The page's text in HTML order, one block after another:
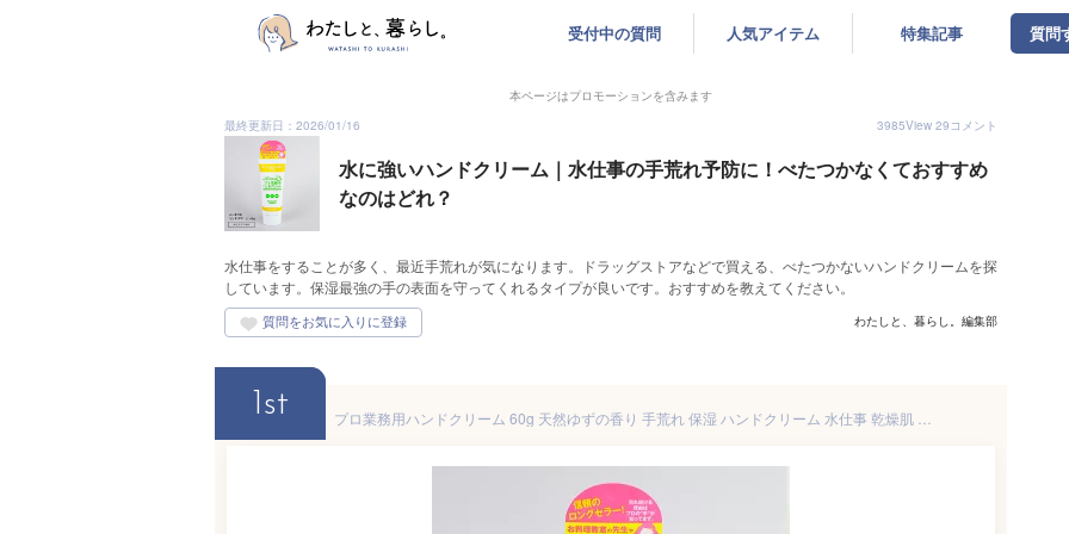
受付中の質問 人気アイテム 特集記事 質問
本ページはプロモーションを含みます
最終更新日：2026/01/16
3985View 29コメント
水に強いハンドクリーム｜水仕事の手荒れ予防に！べたつかなくておすすめ
なのはどれ？
水仕事をすることが多く、最近手荒れが気になります。ドラッグストアなどで買える、べたつかないハンドクリームを探
しています。保湿最強の手の表面を守ってくれるタイプが良いです。おすすめを教えてください。
わたしと、暮らし。編集部
1st